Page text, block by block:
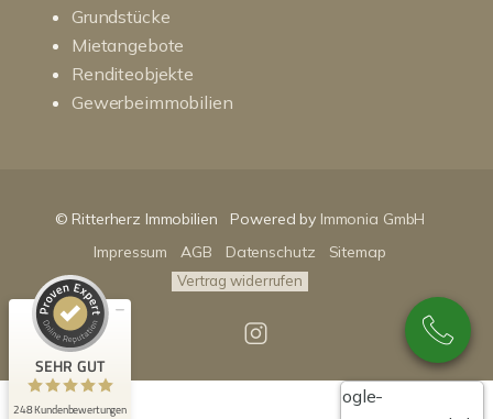
Grundstücke
Mietangebote
Renditeobjekte
Gewerbeimmobilien
© Ritterherz Immobilien Powered by Immonia GmbH
Impressum
AGB Datenschutz Sitemap
Vertrag widerrufen
Google-
SEHR GUT
248 Kundenbewertungen
100%
Empfehlungen auf
ProvenExpert.com
SEHR GUT
4,86 / 5,00
159
Bewertungen von 3
anderen Quellen